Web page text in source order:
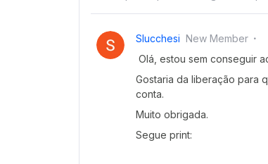
Slucchesi New Member
Olá, estou sem conseguir
Gostaria da liberação para
conta.
Muito obrigada.
Segue print: